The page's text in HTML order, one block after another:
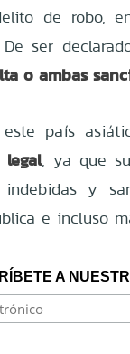
de robo,
ser
o ambas
este país
, ya que
y
e incluso
A